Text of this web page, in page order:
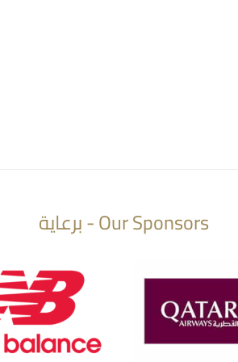
Our Sponsors - برعاية